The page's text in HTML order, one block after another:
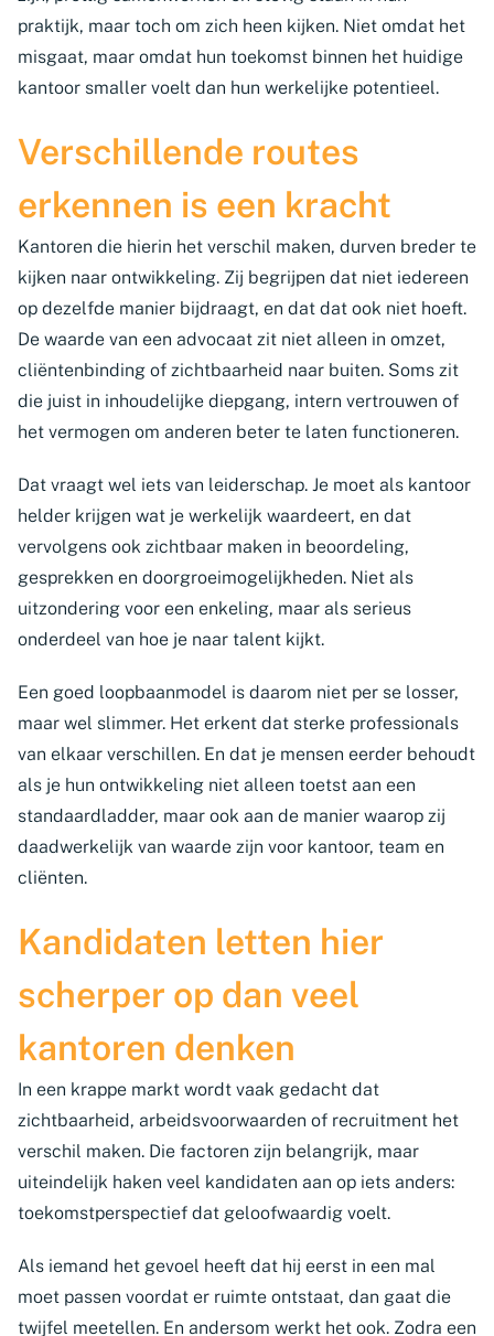
praktijk, maar toch om zich heen kijken. Niet omdat het
misgaat, maar omdat hun toekomst binnen het huidige
kantoor smaller voelt dan hun werkelijke potentieel.
Verschillende routes
erkennen is een kracht
Kantoren die hierin het verschil maken, durven breder te
kijken naar ontwikkeling. Zij begrijpen dat niet iedereen
op dezelfde manier bijdraagt, en dat dat ook niet hoeft.
De waarde van een advocaat zit niet alleen in omzet,
cliëntenbinding of zichtbaarheid naar buiten. Soms zit
die juist in inhoudelijke diepgang, intern vertrouwen of
het vermogen om anderen beter te laten functioneren.
Dat vraagt wel iets van leiderschap. Je moet als kantoor
helder krijgen wat je werkelijk waardeert, en dat
vervolgens ook zichtbaar maken in beoordeling,
gesprekken en doorgroeimogelijkheden. Niet als
uitzondering voor een enkeling, maar als serieus
onderdeel van hoe je naar talent kijkt.
Een goed loopbaanmodel is daarom niet per se losser,
maar wel slimmer. Het erkent dat sterke professionals
van elkaar verschillen. En dat je mensen eerder behoudt
als je hun ontwikkeling niet alleen toetst aan een
standaardladder, maar ook aan de manier waarop zij
daadwerkelijk van waarde zijn voor kantoor, team en
cliënten.
Kandidaten letten hier
scherper op dan veel
kantoren denken
In een krappe markt wordt vaak gedacht dat
zichtbaarheid, arbeidsvoorwaarden of recruitment het
verschil maken. Die factoren zijn belangrijk, maar
uiteindelijk haken veel kandidaten aan op iets anders:
toekomstperspectief dat geloofwaardig voelt.
Als iemand het gevoel heeft dat hij eerst in een mal
moet passen voordat er ruimte ontstaat, dan gaat die
twijfel meetellen. En andersom werkt het ook. Zodra een